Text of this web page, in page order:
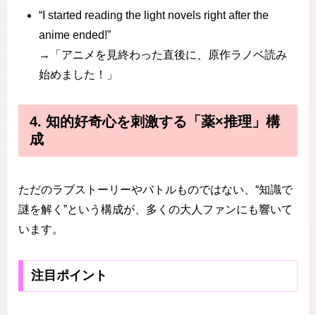
“I started reading the light novels right after the
anime ended!”
→「アニメを見終わった直後に、原作ラノベ読み
始めました！」
4. 知的好奇心を刺激する「薬×推理」構
成
ただのラブストーリーやバトルものではない、“知識で
謎を解く”という構成が、多くの大人ファンにも響いて
います。
注目ポイント